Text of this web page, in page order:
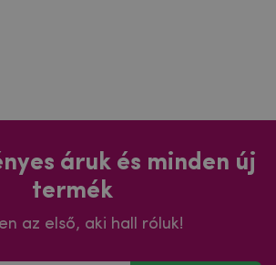
áruk és minden új
termék
az első, aki hall róluk!